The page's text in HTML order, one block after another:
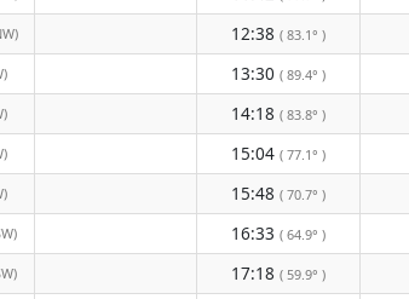
12:38 ( 83.1° )
13:30 ( 89.4° )
14:18 ( 83.8° )
15:04 ( 77.1° )
15:48 ( 70.7° )
16:33 ( 64.9° )
17:18 ( 59.9° )